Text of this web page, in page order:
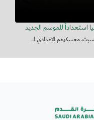
للموسم الجديد
معسكرهم الإعدادي ا...